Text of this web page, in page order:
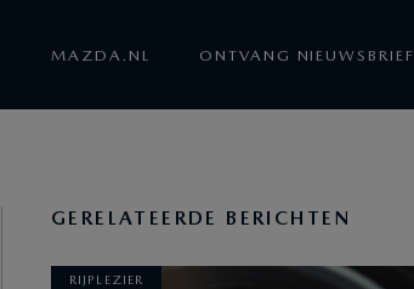
MAZDA.NL ONTVANG NIEUWSBRIEF
GERELATEERDE BERICHTEN
RIJPLEZIER